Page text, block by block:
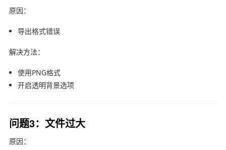
原因：
导出格式错误
解决方法：
使用PNG格式
开启透明背景选项
问题3：文件过大
原因：